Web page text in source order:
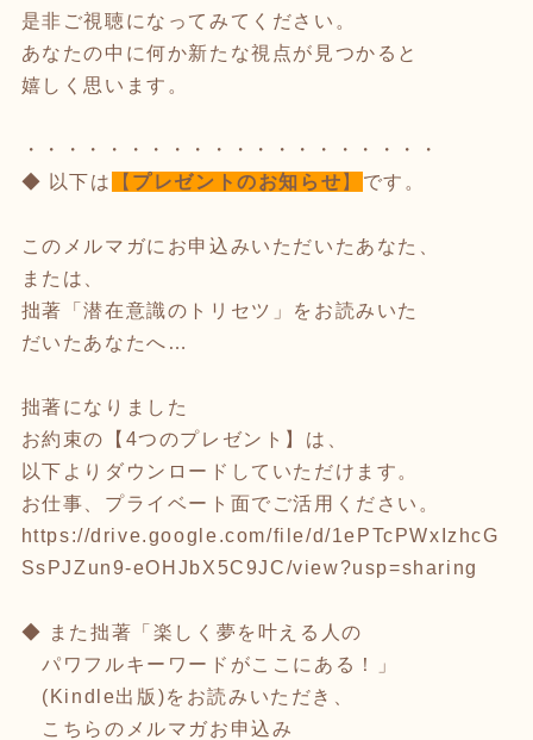
是非ご視聴になってみてください。
あなたの中に何か新たな視点が見つかると
嬉しく思います。
・・・・・・・・・・・・・・・・・・・・
◆ 以下は
【 プレゼントのお知らせ 】 です。
このメルマガにお申込みいただいたあなた、
または、
拙著「潜在意識のトリセツ」をお読みいた
だいたあなたへ…
拙著になりました
お約束の【4つのプレゼント】は、
以下よりダウンロードしていただけます。
お仕事、プライベート面でご活用ください。
https://drive.google.com/file/d/1ePTcPWxIzhcG
SsPJZun9-eOHJbX5C9JC/view?usp=sharing
◆ また拙著「楽しく夢を叶える人の
パワフルキーワードがここにある！」
(Kindle出版)をお読みいただき、
こちらのメルマガお申込み